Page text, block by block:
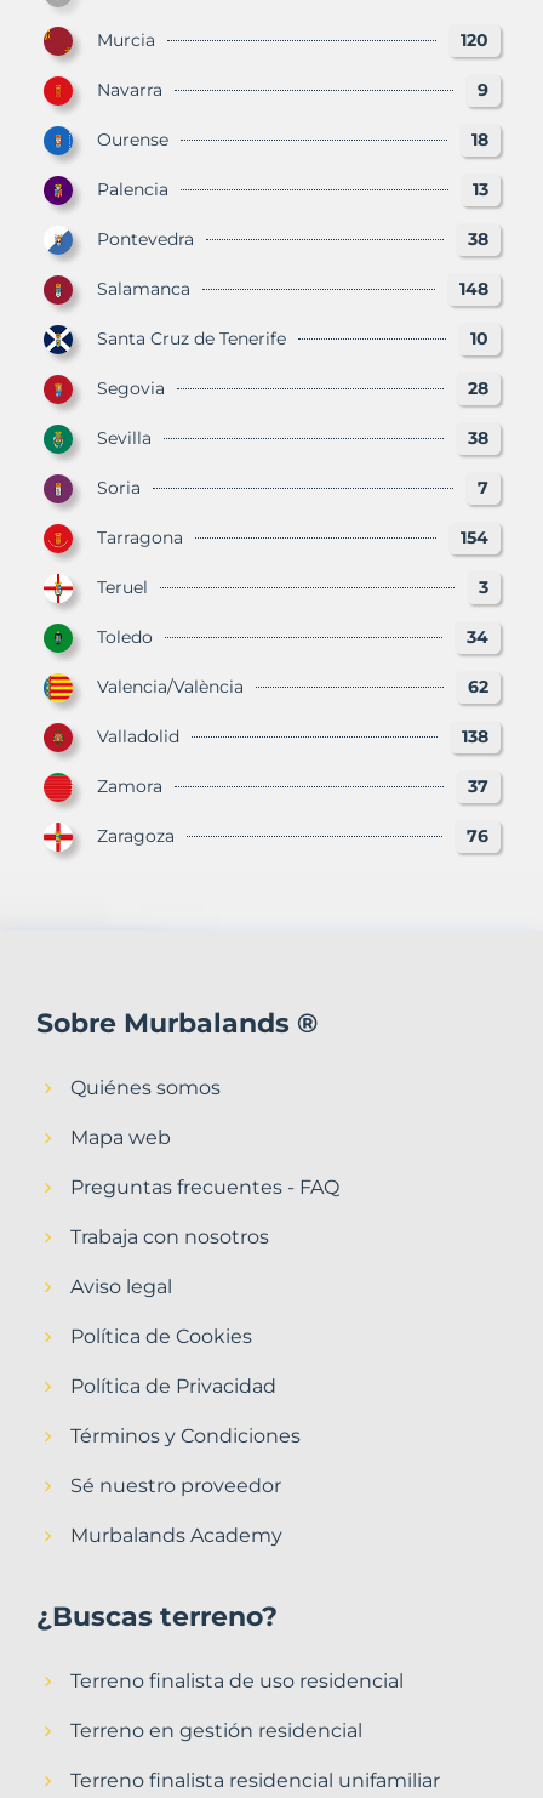
Murcia 120
Navarra 9
Ourense 18
Palencia 13
Pontevedra 38
Salamanca 148
Santa Cruz de Tenerife 10
Segovia 28
Sevilla 38
Soria 7
Tarragona 154
Teruel 3
Toledo 34
Valencia/València 62
Valladolid 138
Zamora 37
Zaragoza 76
Sobre Murbalands ®
Quiénes somos
Mapa web
Preguntas frecuentes - FAQ
Trabaja con nosotros
Aviso legal
Política de Cookies
Política de Privacidad
Términos y Condiciones
Sé nuestro proveedor
Murbalands Academy
¿Buscas terreno?
Terreno finalista de uso residencial
Terreno en gestión residencial
Terreno finalista residencial unifamiliar